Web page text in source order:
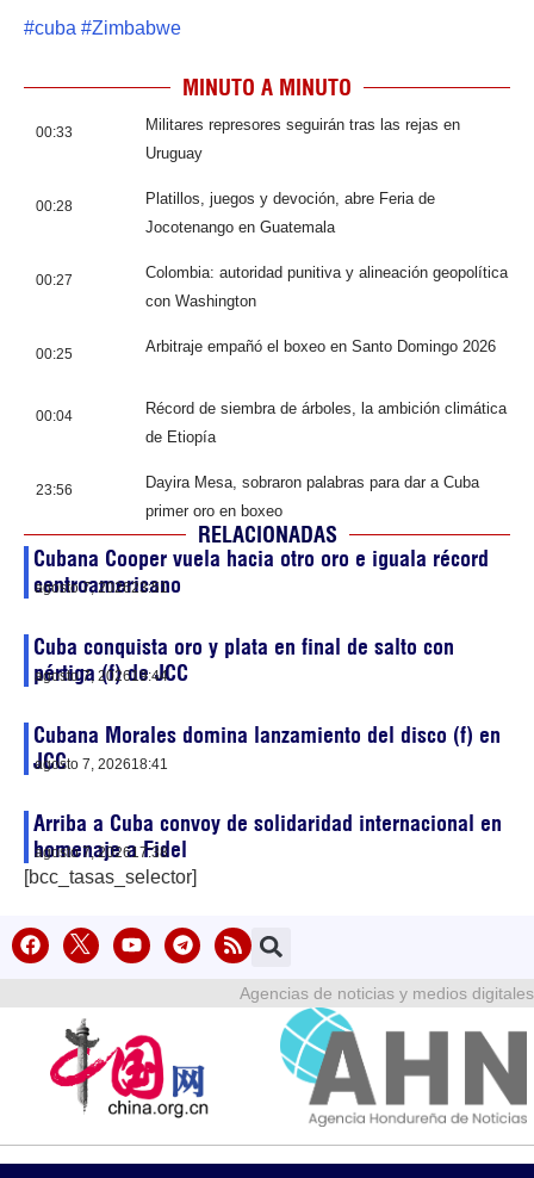
#cuba #Zimbabwe
MINUTO A MINUTO
00:33
Militares represores seguirán tras las rejas en
Uruguay
00:28
Platillos, juegos y devoción, abre Feria de
Jocotenango en Guatemala
00:27
Colombia: autoridad punitiva y alineación geopolítica
con Washington
00:25 Arbitraje empañó el boxeo en Santo Domingo 2026
00:04
Récord de siembra de árboles, la ambición climática
de Etiopía
23:56
Dayira Mesa, sobraron palabras para dar a Cuba
primer oro en boxeo
RELACIONADAS
Cubana Cooper vuela hacia otro oro e iguala récord
centroamericano
agosto 7, 202623:51
Cuba conquista oro y plata en final de salto con
pértiga (f) de JCC
agosto 7, 202619:44
Cubana Morales domina lanzamiento del disco (f) en
JCC
agosto 7, 202618:41
Arriba a Cuba convoy de solidaridad internacional en
homenaje a Fidel
agosto 7, 202617:38
[bcc_tasas_selector]
Agencias de noticias y medios digitales